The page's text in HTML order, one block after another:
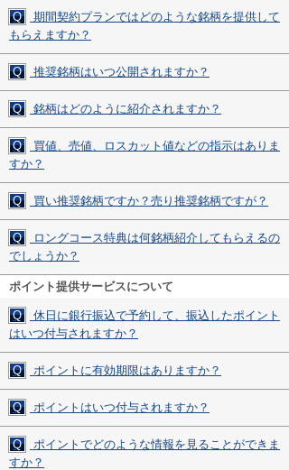
Q
期間契約プランではどのような銘柄を提供して
もらえますか？
Q 推奨銘柄はいつ公開されますか？
Q 銘柄はどのように紹介されますか？
Q
買値、売値、ロスカット値などの指示はありま
すか？
Q 買い推奨銘柄ですか？売り推奨銘柄ですが？
Q
ロングコース特典は何銘柄紹介してもらえるの
でしょうか？
ポイント提供サービスについて
Q
休日に銀行振込で予約して、振込したポイント
はいつ付与されますか？
Q ポイントに有効期限はありますか？
Q ポイントはいつ付与されますか？
Q
ポイントでどのような情報を見ることができま
すか？